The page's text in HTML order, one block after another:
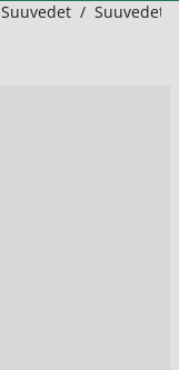
Suuvedet / Suuvedet